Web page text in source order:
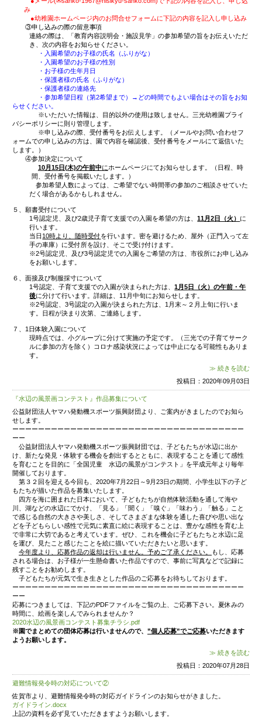
学は、今年度は行うことができません。
その代用として、10月の指定した休日と時間帯に「施
説明会」をグループごとに分かれて行います。
※詳細は、下記の４をご覧ください。
３、給食・保育体験会について
10月17日（土）に予定していた一同に会して体験して
体験会は中止にします。
例年、給食体験会の後に教育内容説明会を行っていま
程度の「教育内容説明会」を小グループに分けて行い
説明会が終了後、「施設見学」を行います。
４、教育内容説明会・施設見学について
①日程
2日間、計10回、少人数グループを編成して行いま
・10月17日（土）A9:00～ B10:00～ C11:00～
※ ひと家族、大人は2名までの参加でお願いします
連れて来られても来られなくてもどちらでも構い
密を避けるため、小学生等の兄姉さんはどなた
にお願いしていただきますようお願い致します。
②申し込み方法
参加希望の方は、
さい。
25日(日)の「教育内容説明会・施設見学」に参加希
受け付けております。
※10月5日(月)は、運動会代休のため、電話での
ールでの申し込みは可能ですが、返信メールは後日
●電話(☎0952-31-0753)にて申し込み
●メール(✉sanko-1967@nisikyu-sanko.com)で下記
●幼稚園ホームページ内のお問合せフォームに下記の
③申し込みの際の留意事項
連絡の際は、「教育内容説明会・施設見学」の参加
き、次の内容をお知らせください。
・入園希望のお子様の性別
・お子様の生年月日
・保護者様の氏名（ふりがな）
・保護者様の連絡先
・参加希望日程（第2希望まで）→どの時間でもよ
らせください。
※いただいた情報は、目的以外の使用は致しません
バシーポリシーに則り管理します。
※申し込みの際、受付番号をお伝えします。（メー
ォームでの申し込みの方は、園で内容を確認後、受付番号
します。）
④参加決定について
10月15日(木)の午前中にホームページにてお知ら
間、受付番号を掲載いたします。）
参加希望人数によっては、ご希望でない時間帯の
だく場合があるかもしれません。
1号認定児、及び2歳児子育て支援での入園を希望の
行います。
当日10時より、随時受付を行います。密を避けるた
手の車庫）に受付所を設け、そこで受け付けます。